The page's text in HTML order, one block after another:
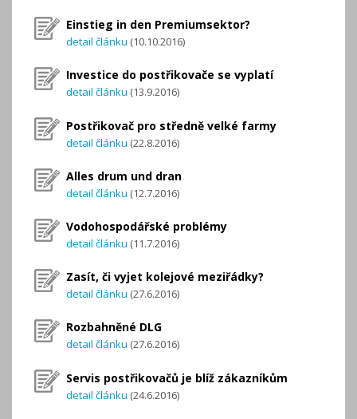
Einstieg in den Premiumsektor?
detail článku (10.10.2016)
Investice do postřikovače se vyplatí
detail článku (13.9.2016)
Postřikovač pro středně velké farmy
detail článku (22.8.2016)
Alles drum und dran
detail článku (12.7.2016)
Vodohospodářské problémy
detail článku (11.7.2016)
Zasít, či vyjet kolejové meziřádky?
detail článku (27.6.2016)
Rozbahněné DLG
detail článku (27.6.2016)
Servis postřikovačů je blíž zákazníkům
detail článku (24.6.2016)